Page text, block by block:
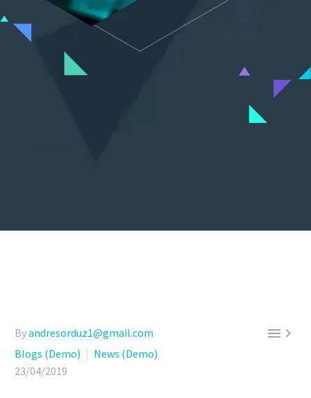

Byandresorduz1@gmail.com
Blogs (Demo)
News (Demo)
23/04/2019